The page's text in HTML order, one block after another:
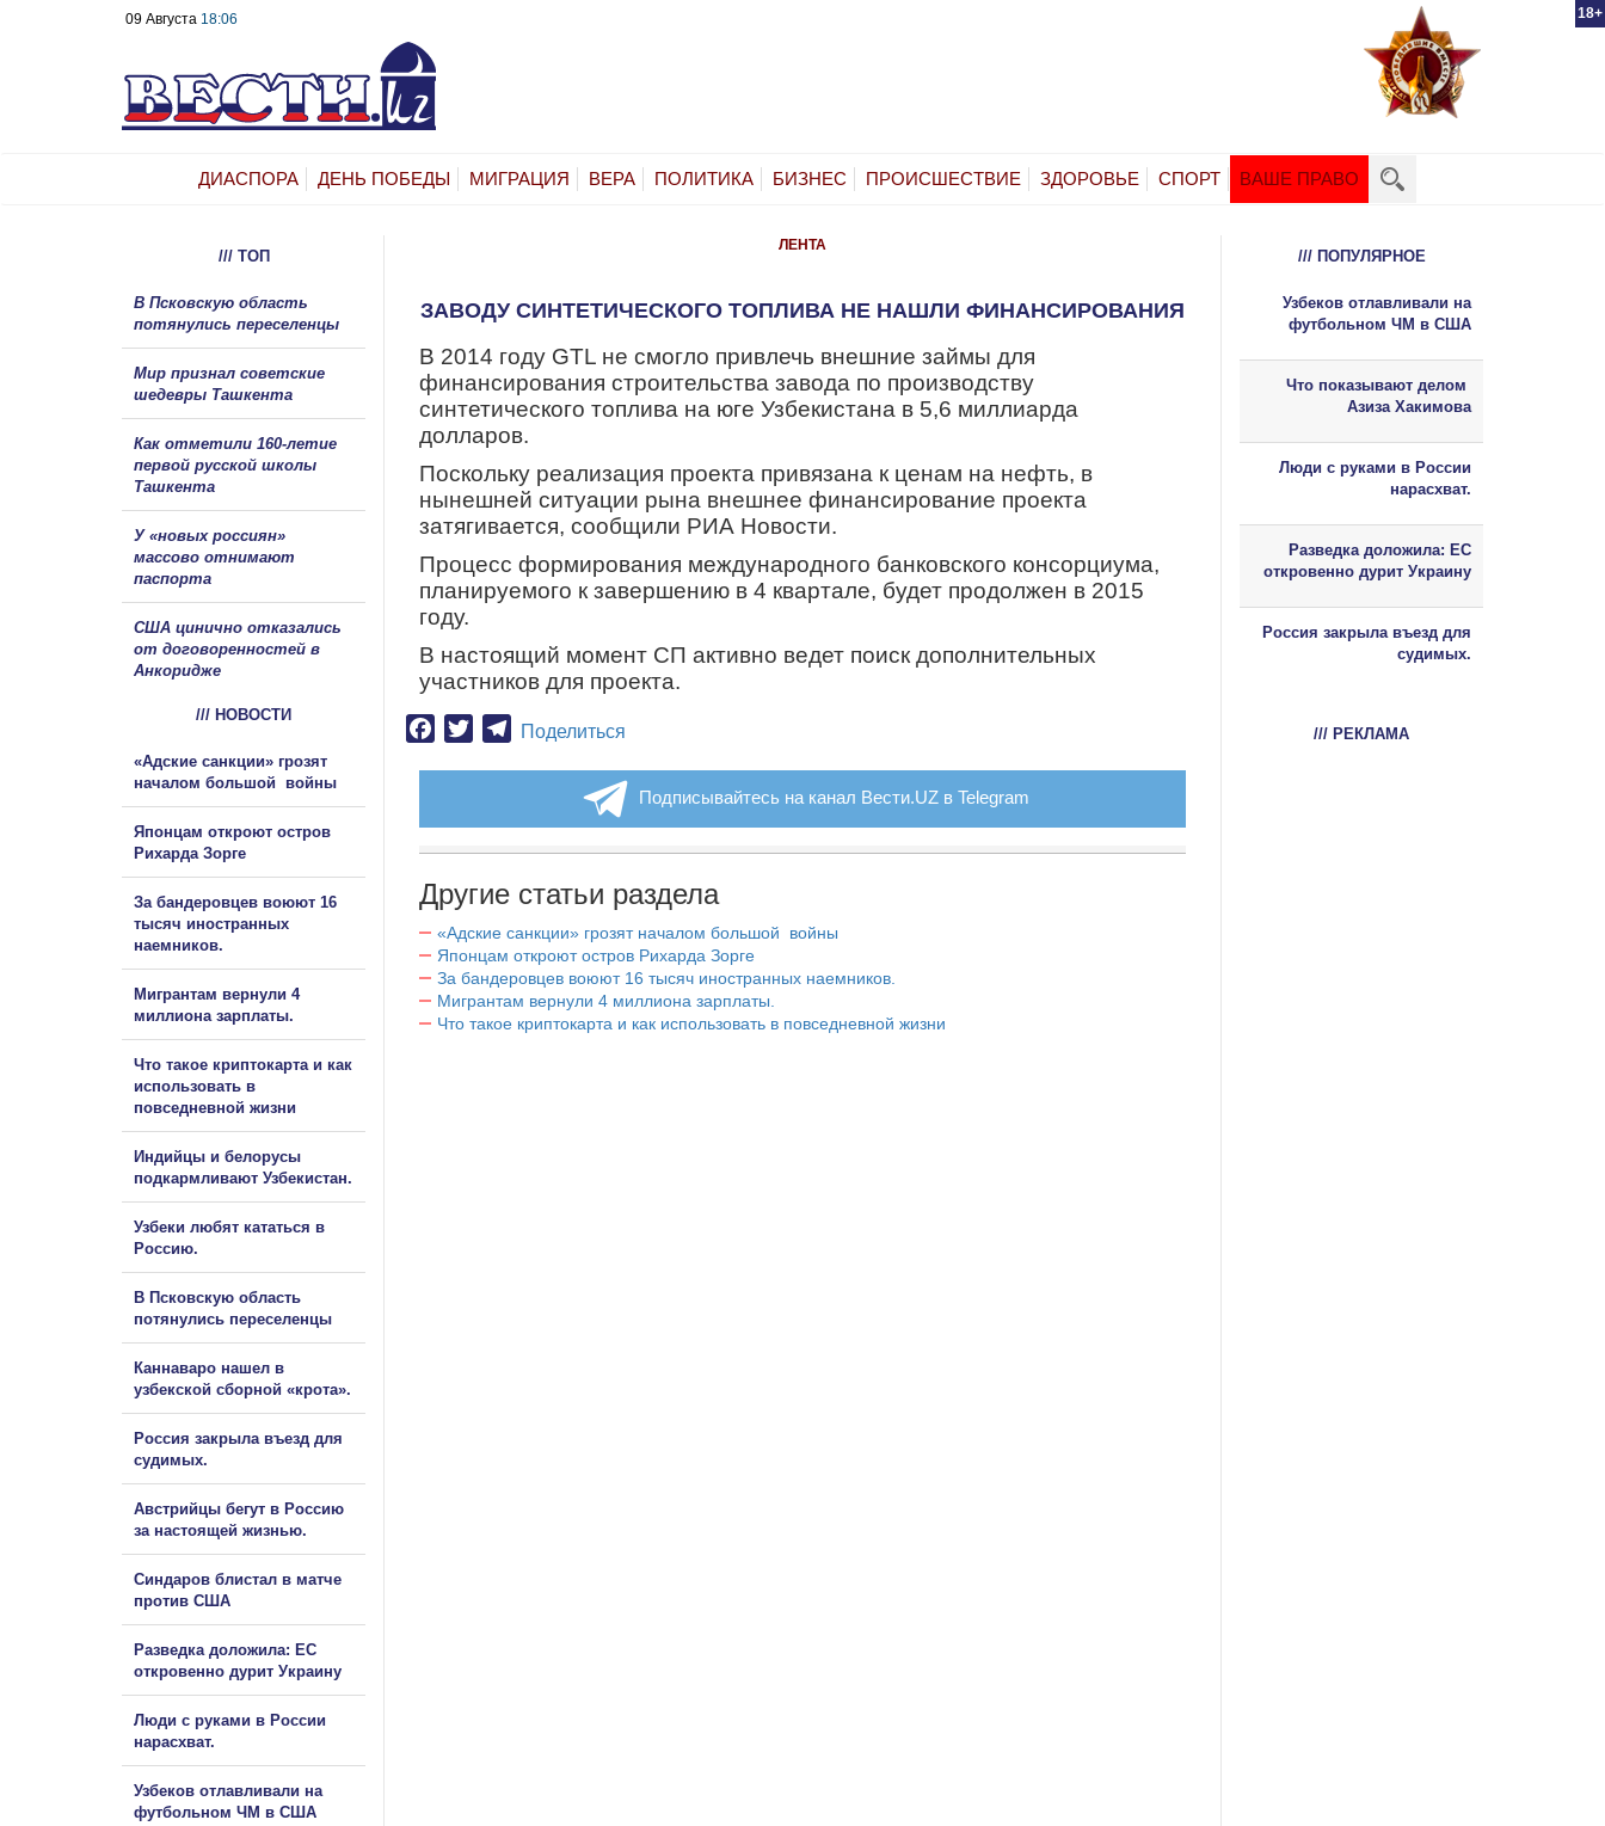
18+
09 Августа 18:06
ДИАСПОРА ДЕНЬ ПОБЕДЫ МИГРАЦИЯ ВЕРА ПОЛИТИКА БИЗНЕС ПРОИСШЕСТВИЕ ЗДОРОВЬЕ СПОРТ ВАШЕ ПРАВО
ЛЕНТА
ЗАВОДУ СИНТЕТИЧЕСКОГО ТОПЛИВА НЕ НАШЛИ ФИНАНСИРОВАНИЯ
В 2014 году GTL не смогло привлечь внешние займы для
финансирования строительства завода по производству
синтетического топлива на юге Узбекистана в 5,6 миллиарда
долларов.
Поскольку реализация проекта привязана к ценам на нефть, в
нынешней ситуации рына внешнее финансирование проекта
затягивается, сообщили РИА Новости.
Процесс формирования международного банковского консорциума,
планируемого к завершению в 4 квартале, будет продолжен в 2015
году.
В настоящий момент СП активно ведет поиск дополнительных
участников для проекта.
Facebook
TwitterTelegram
Поделиться
Подписывайтесь на канал Вести.UZ в Telegram
Другие статьи раздела
«Адские санкции» грозят началом большой войны
Японцам откроют остров Рихарда Зорге
За бандеровцев воюют 16 тысяч иностранных наемников.
Мигрантам вернули 4 миллиона зарплаты.
Что такое криптокарта и как использовать в повседневной жизни
/// ТОП
В Псковскую область
потянулись переселенцы
Мир признал советские
шедевры Ташкента
Как отметили 160-летие
первой русской школы
Ташкента
У «новых россиян»
массово отнимают
паспорта
США цинично отказались
от договоренностей в
Анкоридже
/// НОВОСТИ
«Адские санкции» грозят
началом большой войны
Японцам откроют остров
Рихарда Зорге
За бандеровцев воюют 16
тысяч иностранных
наемников.
Мигрантам вернули 4
миллиона зарплаты.
Что такое криптокарта и как
использовать в
повседневной жизни
Индийцы и белорусы
подкармливают Узбекистан.
Узбеки любят кататься в
Россию.
В Псковскую область
потянулись переселенцы
Каннаваро нашел в
узбекской сборной «крота».
Россия закрыла въезд для
судимых.
Австрийцы бегут в Россию
за настоящей жизнью.
Синдаров блистал в матче
против США
Разведка доложила: ЕС
откровенно дурит Украину
Люди с руками в России
нарасхват.
Узбеков отлавливали на
футбольном ЧМ в США
/// ПОПУЛЯРНОЕ
Узбеков отлавливали на
футбольном ЧМ в США
Что показывают делом
Азиза Хакимова
Люди с руками в России
нарасхват.
Разведка доложила: ЕС
откровенно дурит Украину
Россия закрыла въезд для
судимых.
/// РЕКЛАМА